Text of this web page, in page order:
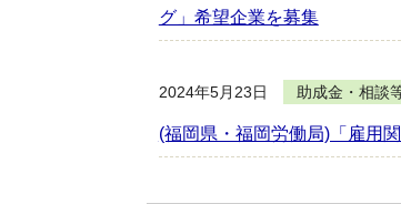
グ」希望企業を募集
2024年5月23日 助成金・相談
(福岡県・福岡労働局)「雇用